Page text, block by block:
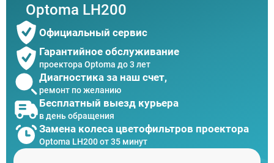
Optoma LH200
Официальный сервис
Гарантийное обслуживание
проектора Optoma до 3 лет
Диагностика за наш счет,
ремонт по желанию
Бесплатный выезд курьера
в день обращения
Замена колеса цветофильтров проектора
Optoma LH200 от 35 минут